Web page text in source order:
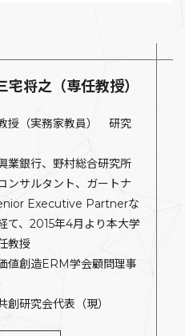
宅将之（専任教授）
授（実務家教員） 研究
業銀行、野村総合研究所
ンサルタント、ガートナ
Executive Partnerな
て、2015年4月より本大学
教授
値創造ERM学会顧問理事
創研究会代表（現）